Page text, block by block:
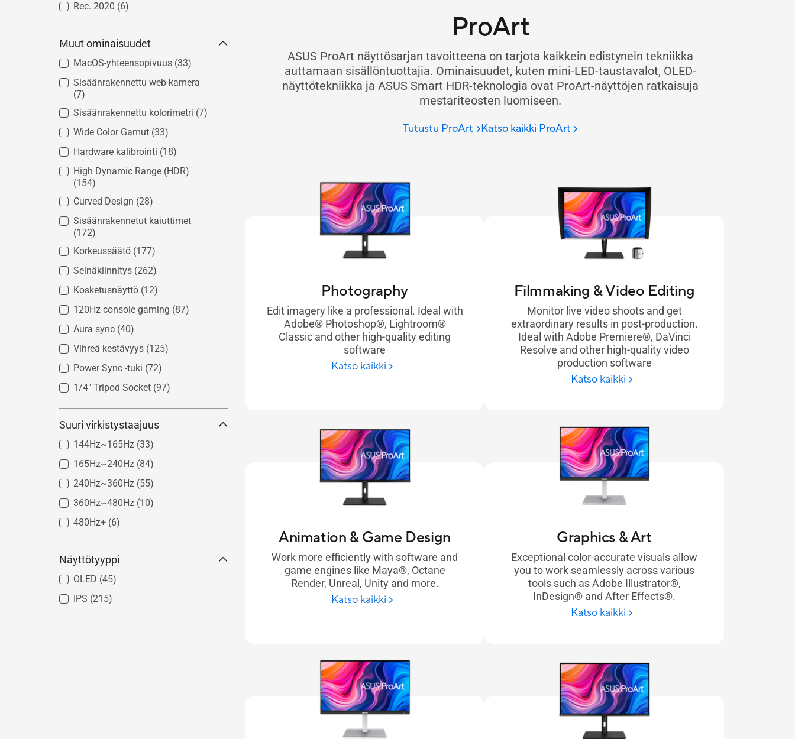
Rec. 2020 (6)
Muut ominaisuudet
MacOS-yhteensopivuus (33)
Sisäänrakennettu web-kamera
(7)
Sisäänrakennettu kolorimetri (7)
Wide Color Gamut (33)
Hardware kalibrointi (18)
High Dynamic Range (HDR)
(154)
Curved Design (28)
Sisäänrakennetut kaiuttimet
(172)
Korkeussäätö (177)
Seinäkiinnitys (262)
Kosketusnäyttö (12)
120Hz console gaming (87)
Aura sync (40)
Vihreä kestävyys (125)
Power Sync -tuki (72)
1/4" Tripod Socket (97)
Suuri virkistystaajuus
144Hz~165Hz (33)
165Hz~240Hz (84)
240Hz~360Hz (55)
360Hz~480Hz (10)
480Hz+ (6)
Näyttötyyppi
OLED (45)
IPS (215)
ProArt
ASUS ProArt näyttösarjan tavoitteena on tarjota kaikkein edistynein tekniikka
auttamaan sisällöntuottajia. Ominaisuudet, kuten mini-LED-taustavalot, OLED-
näyttötekniikka ja ASUS Smart HDR-teknologia ovat ProArt-näyttöjen ratkaisuja
mestariteosten luomiseen.
Tutustu ProArt Katso kaikki ProArt
Photography
Edit imagery like a professional. Ideal with
Adobe® Photoshop®, Lightroom®
Classic and other high-quality editing
software
Katso kaikki
Filmmaking & Video Editing
Monitor live video shoots and get
extraordinary results in post-production.
Ideal with Adobe Premiere®, DaVinci
Resolve and other high-quality video
production software
Katso kaikki
Animation & Game Design
Work more efficiently with software and
game engines like Maya®, Octane
Render, Unreal, Unity and more.
Katso kaikki
Graphics & Art
Exceptional color-accurate visuals allow
you to work seamlessly across various
tools such as Adobe Illustrator®,
InDesign® and After Effects®.
Katso kaikki